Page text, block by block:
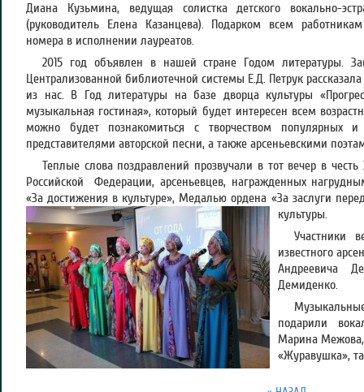
Диана Кузьмина, ведущая солистка детского вокально-
(руководитель Елена Казанцева). Подарком всем
номера в исполнении лауреатов.
2015 год объявлен в нашей стране Годом литературы.
Централизованной библиотечной системы Е.Д. Петрук
из нас. В Год литературы на базе дворца культуры
музыкальная гостиная», который будет интересен всем
можно будет познакомиться с творчеством популярных
представителями авторской песни, а также арсеньевскими
Теплые слова поздравлений прозвучали в тот вечер в
Российской Федерации, арсеньевцев, награжденных
«За достижения в культуре», Медалью ордена «За заслуги
культуры.
Участники
известного
Андреевича
Демиденко.
подарили
Марина
«Журавушка»,